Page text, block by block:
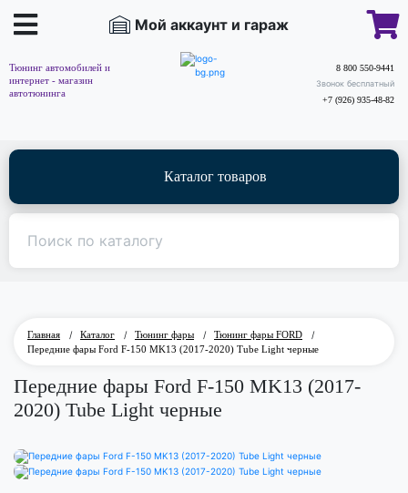
Мой аккаунт и гараж
Тюнинг автомобилей и
интернет - магазин
автотюнинга
8 800 550-9441
Звонок бесплатный
+7 (926) 935-48-82
Каталог товаров
Главная / Каталог / Тюнинг фары / Тюнинг фары FORD
/
Передние фары Ford F-150 MK13 (2017-2020) Tube Light черные
Передние фары Ford F-150 MK13 (2017-
2020) Tube Light черные